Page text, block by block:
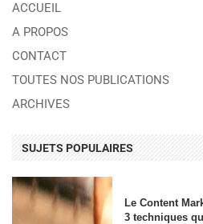
ACCUEIL
A PROPOS
CONTACT
TOUTES NOS PUBLICATIONS
ARCHIVES
SUJETS POPULAIRES
Le Content
3 techniques